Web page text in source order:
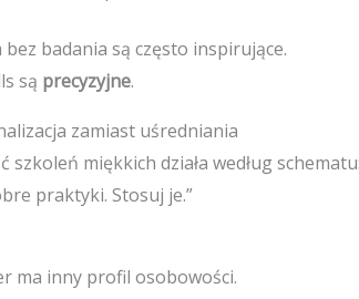
bez badania są często inspirujące.
są precyzyjne.
zamiast uśredniania
szkoleń miękkich działa według schematu:
praktyki. Stosuj je.”
ma inny profil osobowości.